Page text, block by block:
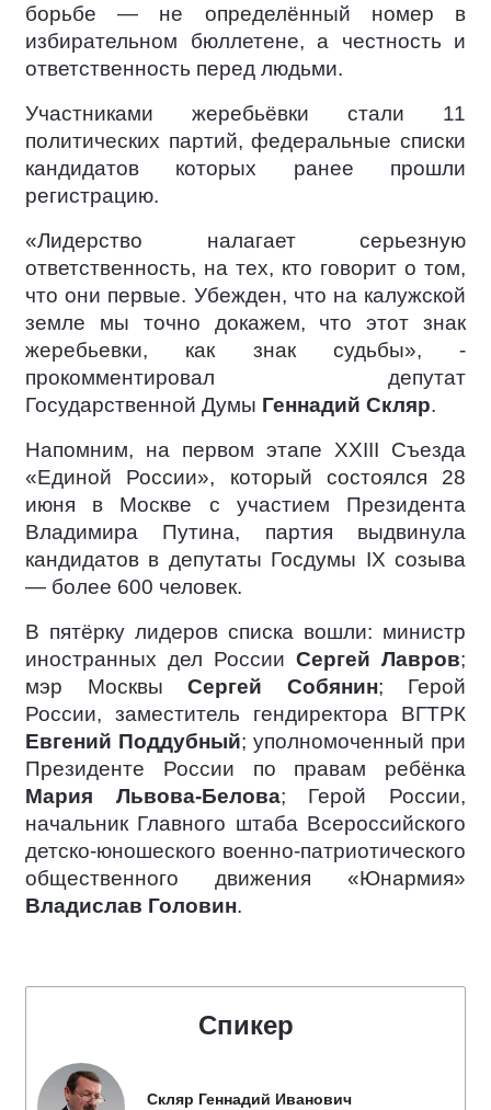
борьбе — не определённый номер в
избирательном бюллетене, а честность и
ответственность перед людьми.
Участниками жеребьёвки стали 11
политических партий, федеральные списки
кандидатов которых ранее прошли
регистрацию.
«Лидерство налагает серьезную
ответственность, на тех, кто говорит о том,
что они первые. Убежден, что на калужской
земле мы точно докажем, что этот знак
жеребьевки, как знак судьбы», -
прокомментировал депутат
Государственной Думы Геннадий Скляр.
Напомним, на первом этапе XXIII Съезда
«Единой России», который состоялся 28
июня в Москве с участием Президента
Владимира Путина, партия выдвинула
кандидатов в депутаты Госдумы IX созыва
— более 600 человек.
В пятёрку лидеров списка вошли: министр
иностранных дел России Сергей Лавров;
мэр Москвы Сергей Собянин; Герой
России, заместитель гендиректора ВГТРК
Евгений Поддубный; уполномоченный при
Президенте России по правам ребёнка
Мария Львова-Белова; Герой России,
начальник Главного штаба Всероссийского
детско-юношеского военно-патриотического
общественного движения «Юнармия»
Владислав Головин.
Спикер
Скляр Геннадий Иванович